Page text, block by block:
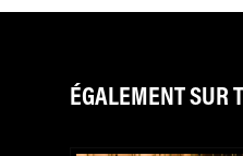
ÉGALEMENT SUR